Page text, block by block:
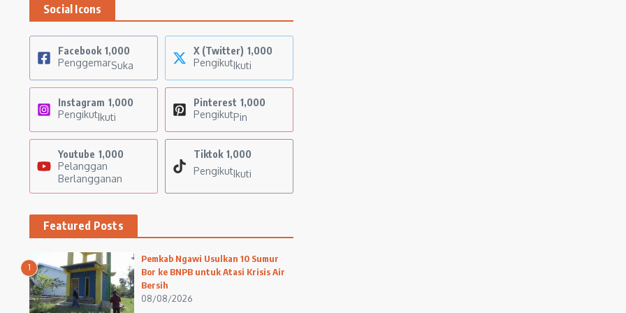
Social Icons
Facebook 1,000
PenggemarSuka
X (Twitter) 1,000
PengikutIkuti
Instagram 1,000
PengikutIkuti
Pinterest 1,000
PengikutPin
Youtube 1,000
Pelanggan
Berlangganan
Tiktok 1,000
PengikutIkuti
Featured Posts
1
Pemkab Ngawi Usulkan 10 Sumur
Bor ke BNPB untuk Atasi Krisis Air
Bersih
08/08/2026